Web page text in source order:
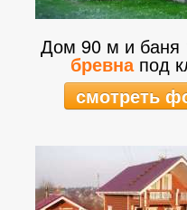
Дом 90 м и баня
бревнапод
смотреть